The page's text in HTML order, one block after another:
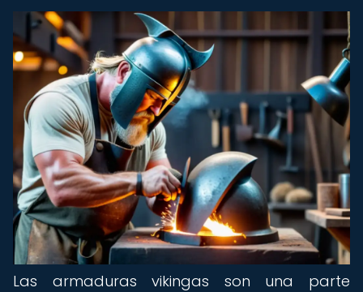
Las armaduras vikingas son una parte